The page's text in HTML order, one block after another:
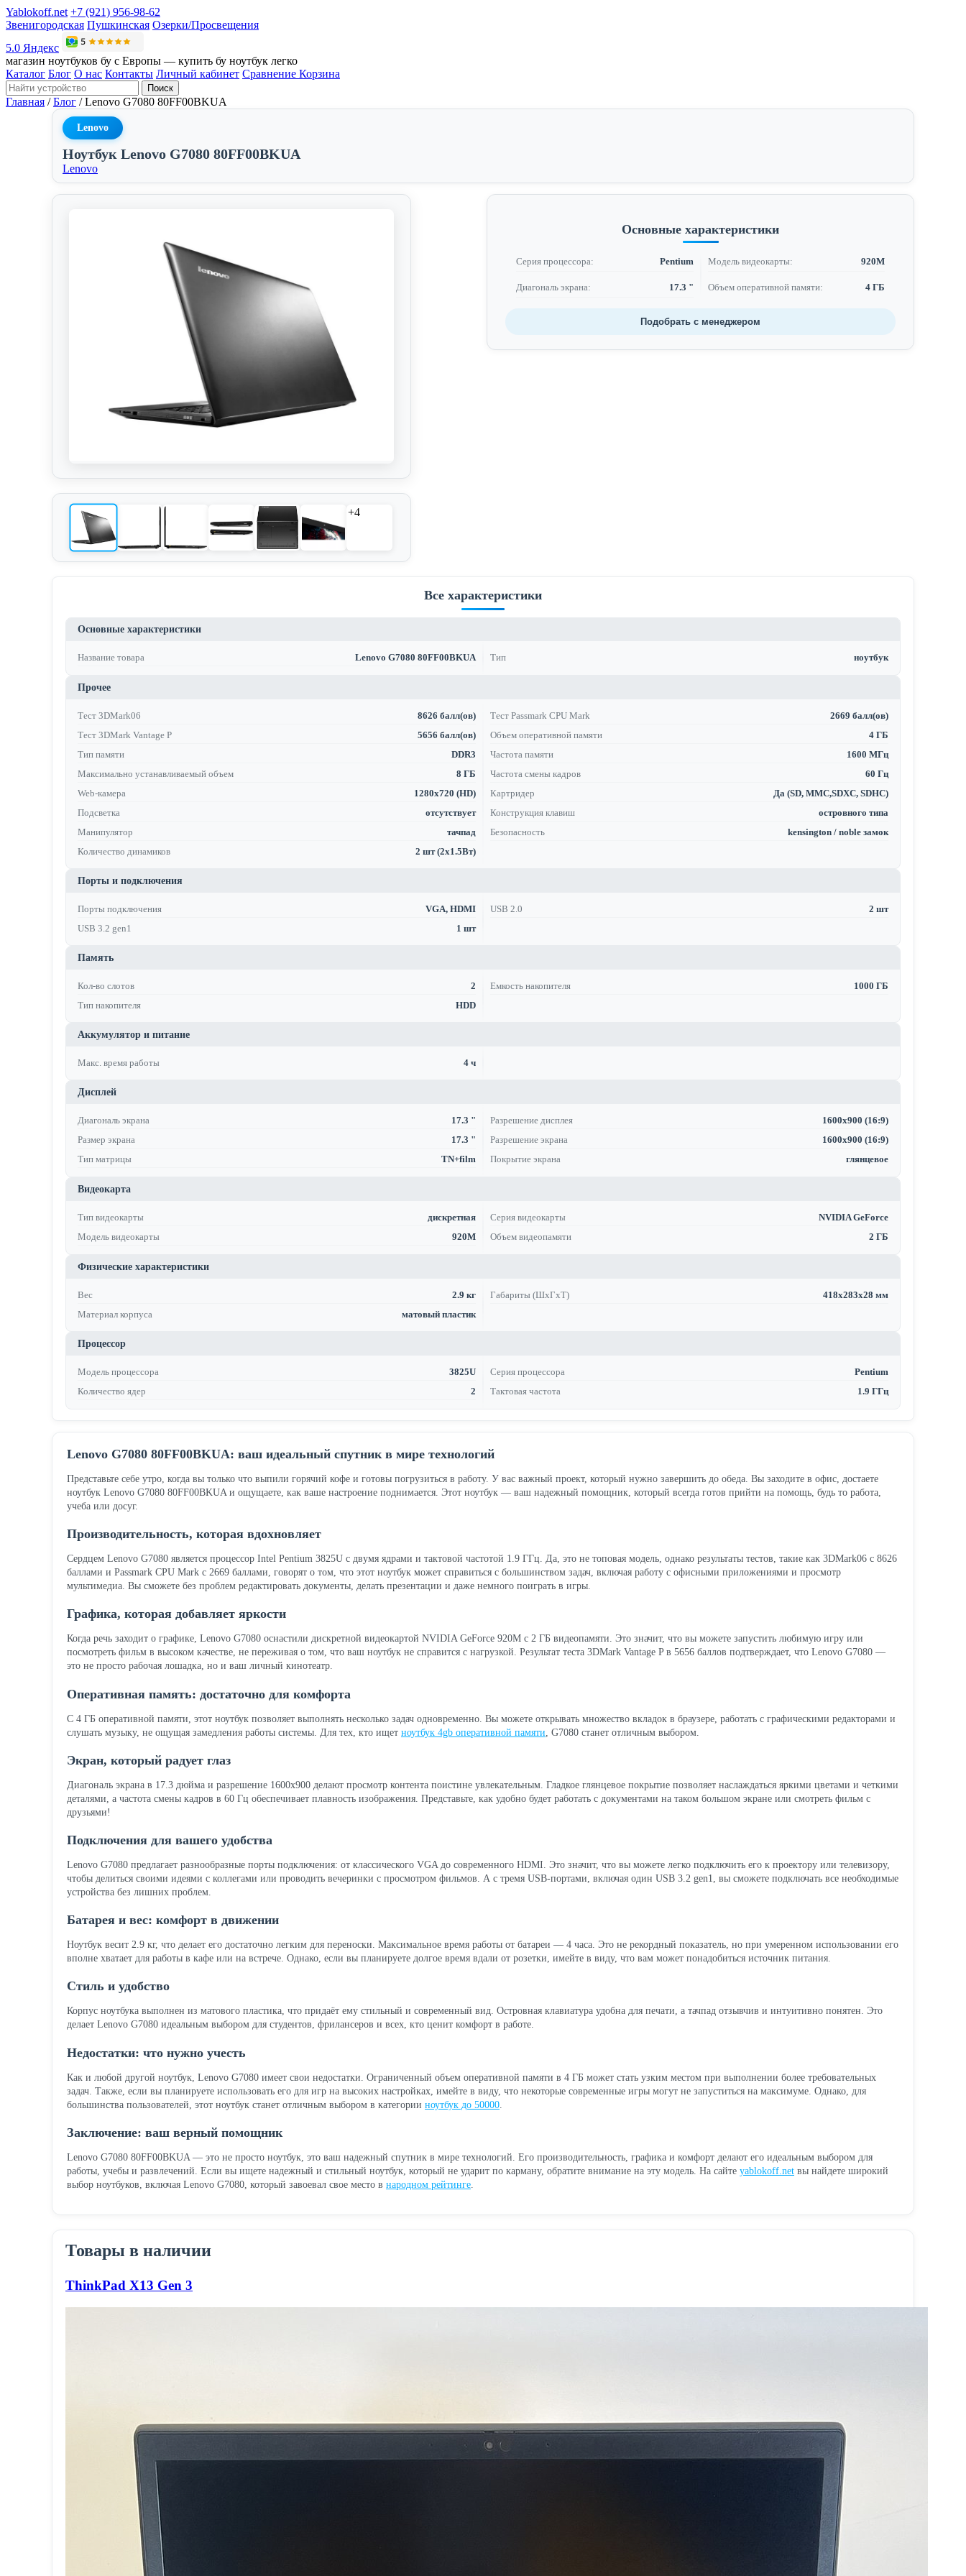
Yablokoff.net +7 (921) 956-98-62
Звенигородская Пушкинская Озерки/Просвещения
5.0 Яндекс
магазин ноутбуков бу с Европы — купить бу ноутбук легко
Каталог Блог О нас Контакты Личный кабинет Сравнение Корзина
Поиск
Главная / Блог / Lenovo G7080 80FF00BKUA
Lenovo
Ноутбук Lenovo G7080 80FF00BKUA
Lenovo
+4
Основные характеристики
Серия процессора: Pentium Модель видеокарты: 920M
Диагональ экрана: 17.3 " Объем оперативной памяти: 4 ГБ
Подобрать с менеджером
Все характеристики
Основные характеристики
Название товара Lenovo G7080 80FF00BKUA Тип ноутбук
Прочее
Тест 3DMark06 8626 балл(ов) Тест Passmark CPU Mark
2669 балл(ов)
Тест 3DMark Vantage P
5656 балл(ов) Объем оперативной памяти
4 ГБ
Тип памяти
DDR3 Частота памяти
1600 МГц
Максимально устанавливаемый объем
8 ГБ Частота смены кадров
60 Гц
Web-камера
1280x720 (HD) Картридер
Да (SD, MMC,SDXC, SDHC)
Подсветка
отсутствует Конструкция клавиш
островного типа
Манипулятор
тачпад Безопасность
kensington / noble замок
Количество динамиков
2 шт (2x1.5Вт)
Порты и подключения
Порты подключения VGA, HDMI USB 2.0
2 шт
USB 3.2 gen1
1 шт
Память
Кол-во слотов 2 Емкость накопителя
1000 ГБ
Тип накопителя
HDD
Аккумулятор и питание
Макс. время работы 4 ч
Дисплей
Диагональ экрана 17.3 " Разрешение дисплея
1600x900 (16:9)
Размер экрана
17.3 " Разрешение экрана
1600x900 (16:9)
Тип матрицы
TN+film Покрытие экрана глянцевое
Видеокарта
Тип видеокарты дискретная Серия видеокарты
NVIDIA GeForce
Модель видеокарты
920M Объем видеопамяти 2 ГБ
Физические характеристики
Вес 2.9 кг Габариты (ШхГхТ)
418х283х28 мм
Материал корпуса
матовый пластик
Процессор
Модель процессора 3825U Серия процессора
Pentium
Количество ядер
2 Тактовая частота 1.9 ГГц
Lenovo G7080 80FF00BKUA: ваш идеальный спутник в мире технологий
Представьте себе утро, когда вы только что выпили горячий кофе и готовы погрузиться в работу. У вас важный проект, который нужно завершить до обеда. Вы заходите в офис, достаете
ноутбук Lenovo G7080 80FF00BKUA и ощущаете, как ваше настроение поднимается. Этот ноутбук — ваш надежный помощник, который всегда готов прийти на помощь, будь то работа,
учеба или досуг.
Производительность, которая вдохновляет
Сердцем Lenovo G7080 является процессор Intel Pentium 3825U с двумя ядрами и тактовой частотой 1.9 ГГц. Да, это не топовая модель, однако результаты тестов, такие как 3DMark06 с 8626
баллами и Passmark CPU Mark с 2669 баллами, говорят о том, что этот ноутбук может справиться с большинством задач, включая работу с офисными приложениями и просмотр
мультимедиа. Вы сможете без проблем редактировать документы, делать презентации и даже немного поиграть в игры.
Графика, которая добавляет яркости
Когда речь заходит о графике, Lenovo G7080 оснастили дискретной видеокартой NVIDIA GeForce 920M с 2 ГБ видеопамяти. Это значит, что вы можете запустить любимую игру или
посмотреть фильм в высоком качестве, не переживая о том, что ваш ноутбук не справится с нагрузкой. Результат теста 3DMark Vantage P в 5656 баллов подтверждает, что Lenovo G7080 —
это не просто рабочая лошадка, но и ваш личный кинотеатр.
Оперативная память: достаточно для комфорта
С 4 ГБ оперативной памяти, этот ноутбук позволяет выполнять несколько задач одновременно. Вы можете открывать множество вкладок в браузере, работать с графическими редакторами и
слушать музыку, не ощущая замедления работы системы. Для тех, кто ищет ноутбук 4gb оперативной памяти , G7080 станет отличным выбором.
Экран, который радует глаз
Диагональ экрана в 17.3 дюйма и разрешение 1600x900 делают просмотр контента поистине увлекательным. Гладкое глянцевое покрытие позволяет наслаждаться яркими цветами и четкими
деталями, а частота смены кадров в 60 Гц обеспечивает плавность изображения. Представьте, как удобно будет работать с документами на таком большом экране или смотреть фильм с
друзьями!
Подключения для вашего удобства
Lenovo G7080 предлагает разнообразные порты подключения: от классического VGA до современного HDMI. Это значит, что вы можете легко подключить его к проектору или телевизору,
чтобы делиться своими идеями с коллегами или проводить вечеринки с просмотром фильмов. А с тремя USB-портами, включая один USB 3.2 gen1, вы сможете подключать все необходимые
устройства без лишних проблем.
Батарея и вес: комфорт в движении
Ноутбук весит 2.9 кг, что делает его достаточно легким для переноски. Максимальное время работы от батареи — 4 часа. Это не рекордный показатель, но при умеренном использовании его
вполне хватает для работы в кафе или на встрече. Однако, если вы планируете долгое время вдали от розетки, имейте в виду, что вам может понадобиться источник питания.
Стиль и удобство
Корпус ноутбука выполнен из матового пластика, что придаёт ему стильный и современный вид. Островная клавиатура удобна для печати, а тачпад отзывчив и интуитивно понятен. Это
делает Lenovo G7080 идеальным выбором для студентов, фрилансеров и всех, кто ценит комфорт в работе.
Недостатки: что нужно учесть
Как и любой другой ноутбук, Lenovo G7080 имеет свои недостатки. Ограниченный объем оперативной памяти в 4 ГБ может стать узким местом при выполнении более требовательных
задач. Также, если вы планируете использовать его для игр на высоких настройках, имейте в виду, что некоторые современные игры могут не запуститься на максимуме. Однако, для
большинства пользователей, этот ноутбук станет отличным выбором в категории ноутбук до 50000
Заключение: ваш верный помощник
Lenovo G7080 80FF00BKUA — это не просто ноутбук, это ваш надежный спутник в мире технологий. Его производительность, графика и комфорт делают его идеальным выбором для
работы, учебы и развлечений. Если вы ищете надежный и стильный ноутбук, который не ударит по карману, обратите внимание на эту модель. На сайте yablokoff.net вы найдете широкий
выбор ноутбуков, включая Lenovo G7080, который завоевал свое место в народном рейтинге
Товары в наличии
ThinkPad X13 Gen 3